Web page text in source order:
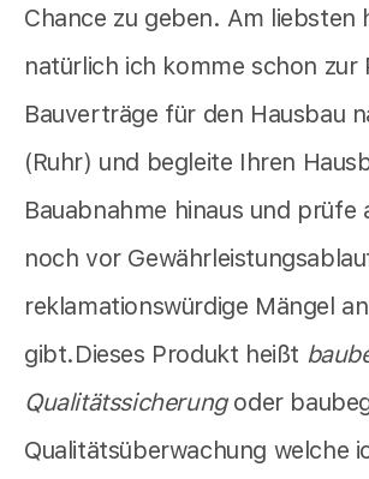
Chance zu geben. Am liebsten
natürlich ich komme schon zur
Bauverträge für den Hausbau
(Ruhr) und begleite Ihren
Bauabnahme hinaus und prüfe
noch vor
reklamationswürdige Mängel
gibt.Dieses Produkt heißt
Qualitätssicherung oder
Qualitätsüberwachung welche